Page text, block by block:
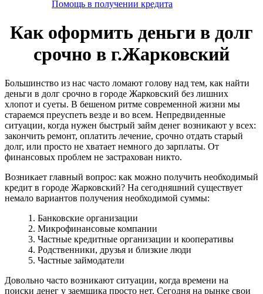
Помощь в получении кредита
Как оформить деньги в долг
срочно в г.Жарковский
Большинство из нас часто ломают голову над тем, как найти
деньги в долг срочно в городе Жарковский без лишних
хлопот и суеты. В бешеном ритме современной жизни мы
стараемся преуспеть везде и во всем. Непредвиденные
ситуации, когда нужен быстрый займ денег возникают у всех:
закончить ремонт, оплатить лечение, срочно отдать старый
долг, или просто не хватает немного до зарплаты. От
финансовых проблем не застрахован никто.
Возникает главный вопрос: как можно получить необходимый
кредит в городе Жарковский? На сегодняшний существует
немало вариантов получения необходимой суммы:
1. Банковские организации
2. Микрофинансовые компании
3. Частные кредитные организации и кооперативы
4. Родственники, друзья и близкие люди
5. Частные займодатели
Довольно часто возникают ситуации, когда времени на
поиски денег у заемщика просто нет. Сегодня на рынке свои